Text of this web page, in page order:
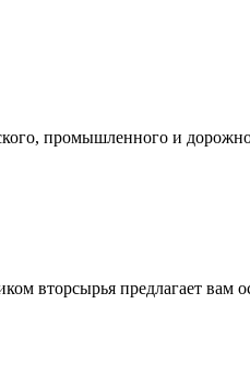
промышленного и
предлагает вам